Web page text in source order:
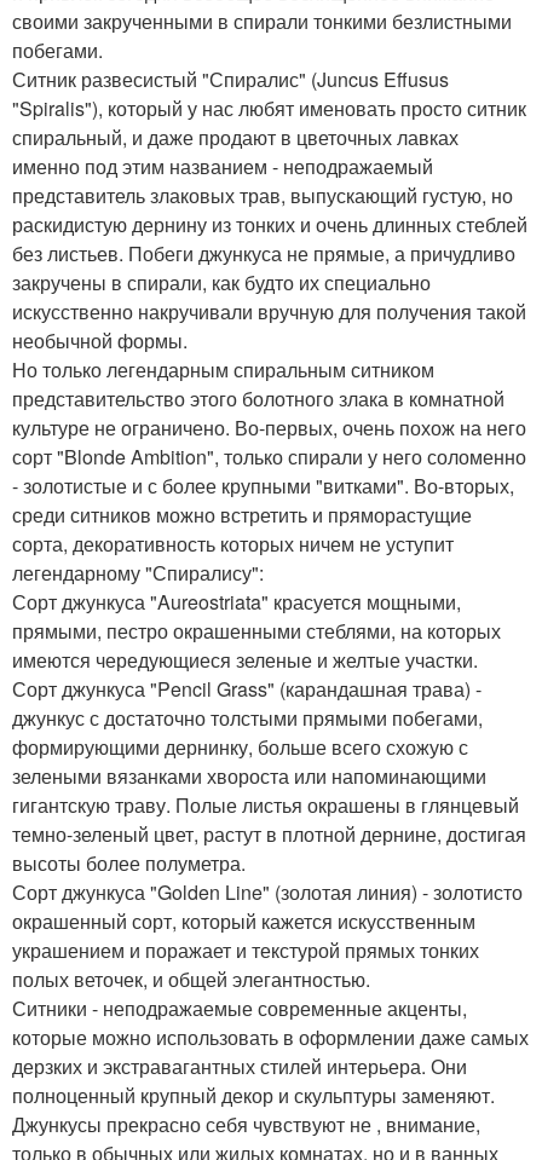
своими закрученными в спирали тонкими безлистными
побегами.
Ситник развесистый "Спиралис" (Juncus Effusus
"Spiralis"), который у нас любят именовать просто ситник
спиральный, и даже продают в цветочных лавках
именно под этим названием - неподражаемый
представитель злаковых трав, выпускающий густую, но
раскидистую дернину из тонких и очень длинных стеблей
без листьев. Побеги джункуса не прямые, а причудливо
закручены в спирали, как будто их специально
искусственно накручивали вручную для получения такой
необычной формы.
Но только легендарным спиральным ситником
представительство этого болотного злака в комнатной
культуре не ограничено. Во-первых, очень похож на него
сорт "Blonde Ambition", только спирали у него соломенно
- золотистые и с более крупными "витками". Во-вторых,
среди ситников можно встретить и пряморастущие
сорта, декоративность которых ничем не уступит
легендарному "Спиралису":
Сорт джункуса "Aureostriata" красуется мощными,
прямыми, пестро окрашенными стеблями, на которых
имеются чередующиеся зеленые и желтые участки.
Сорт джункуса "Pencil Grass" (карандашная трава) -
джункус с достаточно толстыми прямыми побегами,
формирующими дернинку, больше всего схожую с
зелеными вязанками хвороста или напоминающими
гигантскую траву. Полые листья окрашены в глянцевый
темно-зеленый цвет, растут в плотной дернине, достигая
высоты более полуметра.
Сорт джункуса "Golden Line" (золотая линия) - золотисто
окрашенный сорт, который кажется искусственным
украшением и поражает и текстурой прямых тонких
полых веточек, и общей элегантностью.
Ситники - неподражаемые современные акценты,
которые можно использовать в оформлении даже самых
дерзких и экстравагантных стилей интерьера. Они
полноценный крупный декор и скульптуры заменяют.
Джункусы прекрасно себя чувствуют не , внимание,
только в обычных или жилых комнатах, но и в ванных